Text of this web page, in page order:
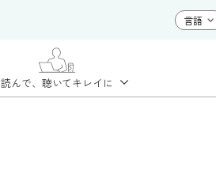
読んで、聴いてキレイに